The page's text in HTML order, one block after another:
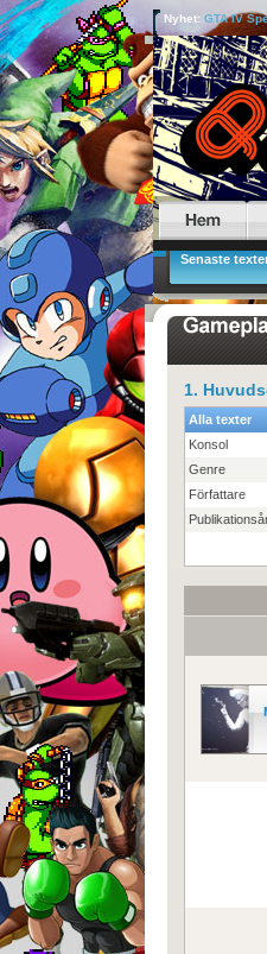
Nyhet: GTA IV
Senaste
1.
Alla texter
Konsol
Genre
Författare